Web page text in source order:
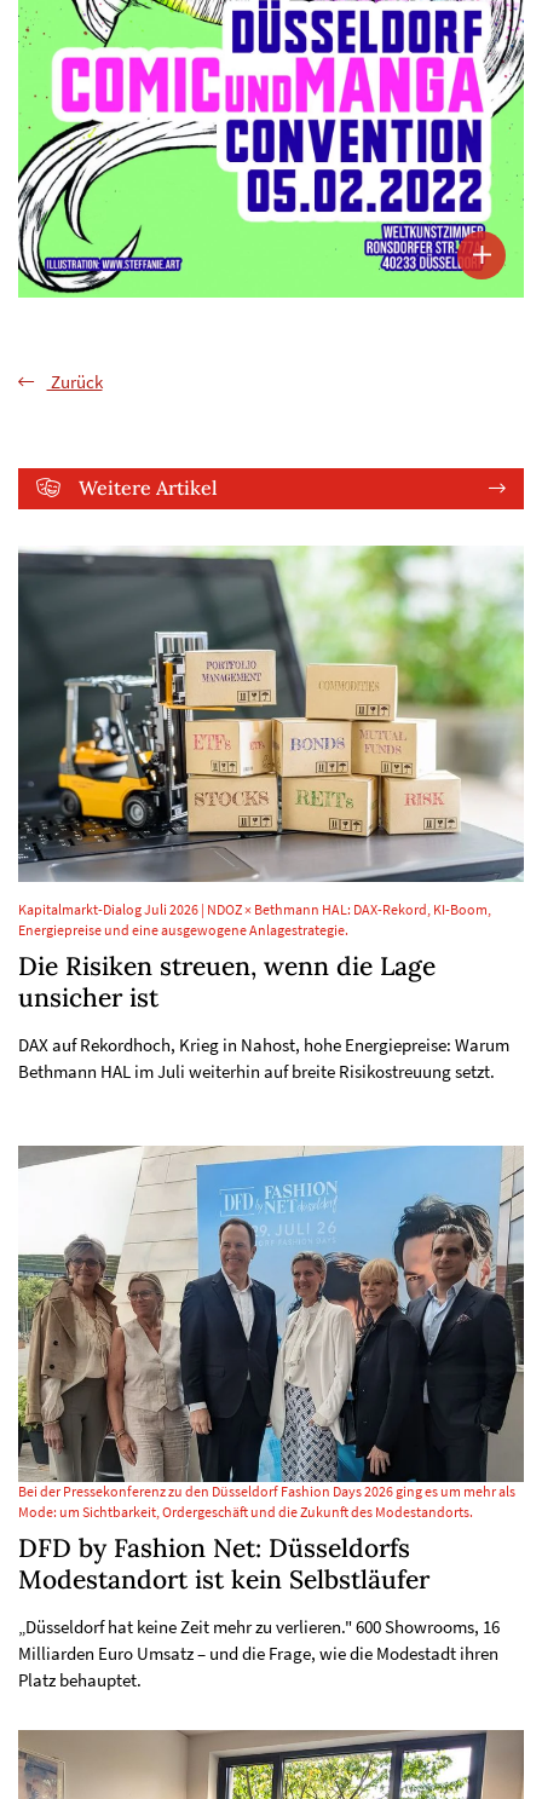
Zurück
Weitere Artikel
Kapitalmarkt-Dialog Juli 2026 | NDOZ × Bethmann HAL: DAX-Rekord, KI-Boom,
Energiepreise und eine ausgewogene Anlagestrategie.
Die Risiken streuen, wenn die Lage
unsicher ist
DAX auf Rekordhoch, Krieg in Nahost, hohe Energiepreise: Warum
Bethmann HAL im Juli weiterhin auf breite Risikostreuung setzt.
Bei der Pressekonferenz zu den Düsseldorf Fashion Days 2026 ging es um mehr als
Mode: um Sichtbarkeit, Ordergeschäft und die Zukunft des Modestandorts.
DFD by Fashion Net: Düsseldorfs
Modestandort ist kein Selbstläufer
„Düsseldorf hat keine Zeit mehr zu verlieren." 600 Showrooms, 16
Milliarden Euro Umsatz – und die Frage, wie die Modestadt ihren
Platz behauptet.